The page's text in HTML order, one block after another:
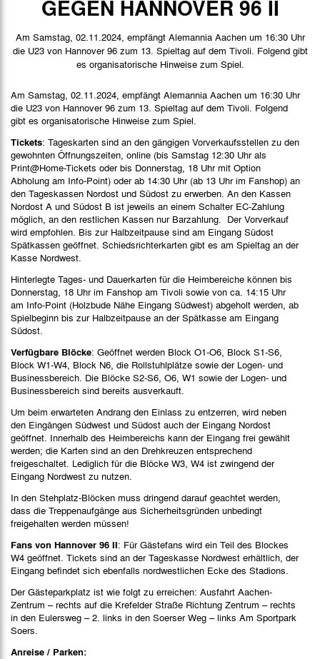
Spielbericht
Stimmen
GEGEN HANNOVER 96 II
Am Samstag, 02.11.2024, empfängt Alemannia Aachen um 16:30 Uhr
die U23 von Hannover 96 zum 13. Spieltag auf dem Tivoli. Folgend gibt
es organisatorische Hinweise zum Spiel.
Am Samstag, 02.11.2024, empfängt Alemannia Aachen um 16:30 Uhr
die U23 von Hannover 96 zum 13. Spieltag auf dem Tivoli. Folgend
gibt es organisatorische Hinweise zum Spiel.
Tickets: Tageskarten sind an den gängigen Vorverkaufsstellen zu den
gewohnten Öffnungszeiten, online (bis Samstag 12:30 Uhr als
Print@Home-Tickets oder bis Donnerstag, 18 Uhr mit Option
Abholung am Info-Point) oder ab 14:30 Uhr (ab 13 Uhr im Fanshop) an
den Tageskassen Nordost und Südost zu erwerben. An den Kassen
Nordost A und Südost B ist jeweils an einem Schalter EC-Zahlung
möglich, an den restlichen Kassen nur Barzahlung. Der Vorverkauf
wird empfohlen. Bis zur Halbzeitpause sind am Eingang Südost
Spätkassen geöffnet. Schiedsrichterkarten gibt es am Spieltag an der
Kasse Nordwest.
Hinterlegte Tages- und Dauerkarten für die Heimbereiche können bis
Donnerstag, 18 Uhr im Fanshop am Tivoli sowie von ca. 14:15 Uhr
am Info-Point (Holzbude Nähe Eingang Südwest) abgeholt werden, ab
Spielbeginn bis zur Halbzeitpause an der Spätkasse am Eingang
Südost.
Verfügbare Blöcke: Geöffnet werden Block O1-O6, Block S1-S6,
Block W1-W4, Block N6, die Rollstuhlplätze sowie der Logen- und
Businessbereich. Die Blöcke S2-S6, O6, W1 sowie der Logen- und
Businessbereich sind bereits ausverkauft.
Um beim erwarteten Andrang den Einlass zu entzerren, wird neben
den Eingängen Südwest und Südost auch der Eingang Nordost
geöffnet. Innerhalb des Heimbereichs kann der Eingang frei gewählt
werden; die Karten sind an den Drehkreuzen entsprechend
freigeschaltet. Lediglich für die Blöcke W3, W4 ist zwingend der
Eingang Nordwest zu nutzen.
In den Stehplatz-Blöcken muss dringend darauf geachtet werden,
dass die Treppenaufgänge aus Sicherheitsgründen unbedingt
freigehalten werden müssen!
Fans von Hannover 96 II: Für Gästefans wird ein Teil des Blockes
W4 geöffnet. Tickets sind an der Tageskasse Nordwest erhältlich, der
Eingang befindet sich ebenfalls nordwestlichen Ecke des Stadions.
Der Gästeparkplatz ist wie folgt zu erreichen: Ausfahrt Aachen-
Zentrum – rechts auf die Krefelder Straße Richtung Zentrum – rechts
in den Eulersweg – 2. links in den Soerser Weg – links Am Sportpark
Soers.
Anreise / Parken: